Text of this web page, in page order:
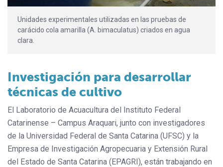
Unidades experimentales utilizadas en las pruebas de
carácido cola amarilla (A. bimaculatus) criados en agua
clara.
Investigación para desarrollar
técnicas de cultivo
El Laboratorio de Acuacultura del Instituto Federal
Catarinense – Campus Araquari, junto con investigadores
de la Universidad Federal de Santa Catarina (UFSC) y la
Empresa de Investigación Agropecuaria y Extensión Rural
del Estado de Santa Catarina (EPAGRI), están trabajando en